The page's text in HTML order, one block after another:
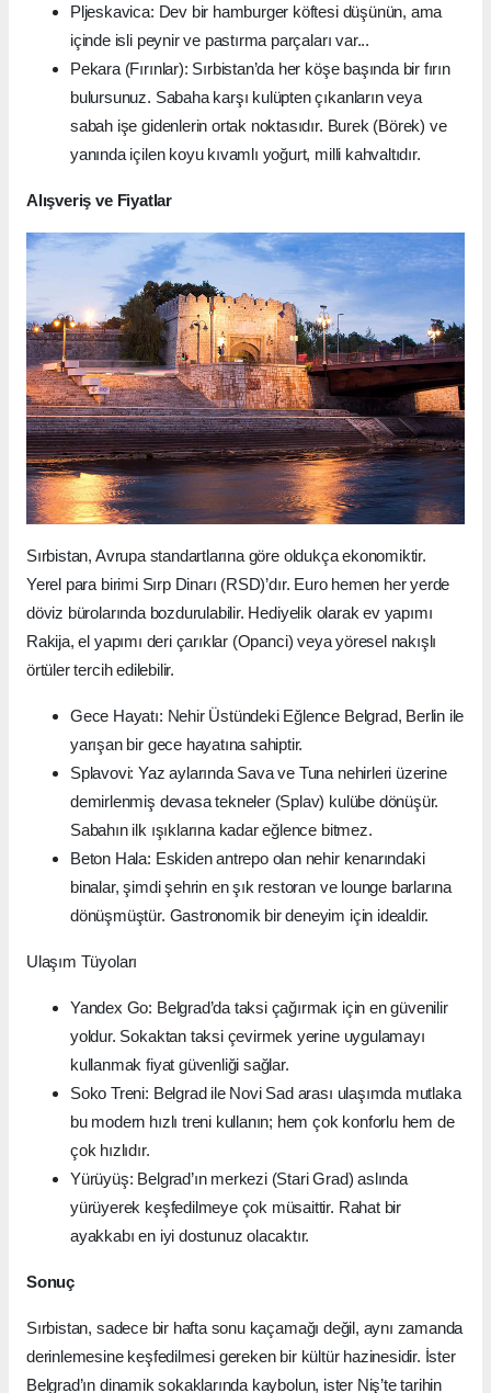
Pljeskavica: Dev bir hamburger köftesi düşünün, ama
içinde isli peynir ve pastırma parçaları var...
Pekara (Fırınlar): Sırbistan’da her köşe başında bir fırın
bulursunuz. Sabaha karşı kulüpten çıkanların veya
sabah işe gidenlerin ortak noktasıdır. Burek (Börek) ve
yanında içilen koyu kıvamlı yoğurt, milli kahvaltıdır.
Alışveriş ve Fiyatlar
Sırbistan, Avrupa standartlarına göre oldukça ekonomiktir.
Yerel para birimi Sırp Dinarı (RSD)’dır. Euro hemen her yerde
döviz bürolarında bozdurulabilir. Hediyelik olarak ev yapımı
Rakija, el yapımı deri çarıklar (Opanci) veya yöresel nakışlı
örtüler tercih edilebilir.
Gece Hayatı: Nehir Üstündeki Eğlence Belgrad, Berlin ile
yarışan bir gece hayatına sahiptir.
Splavovi: Yaz aylarında Sava ve Tuna nehirleri üzerine
demirlenmiş devasa tekneler (Splav) kulübe dönüşür.
Sabahın ilk ışıklarına kadar eğlence bitmez.
Beton Hala: Eskiden antrepo olan nehir kenarındaki
binalar, şimdi şehrin en şık restoran ve lounge barlarına
dönüşmüştür. Gastronomik bir deneyim için idealdir.
Ulaşım Tüyoları
Yandex Go: Belgrad’da taksi çağırmak için en güvenilir
yoldur. Sokaktan taksi çevirmek yerine uygulamayı
kullanmak fiyat güvenliği sağlar.
Soko Treni: Belgrad ile Novi Sad arası ulaşımda mutlaka
bu modern hızlı treni kullanın; hem çok konforlu hem de
çok hızlıdır.
Yürüyüş: Belgrad’ın merkezi (Stari Grad) aslında
yürüyerek keşfedilmeye çok müsaittir. Rahat bir
ayakkabı en iyi dostunuz olacaktır.
Sonuç
Sırbistan, sadece bir hafta sonu kaçamağı değil, aynı zamanda
derinlemesine keşfedilmesi gereken bir kültür hazinesidir. İster
Belgrad’ın dinamik sokaklarında kaybolun, ister Niş’te tarihin